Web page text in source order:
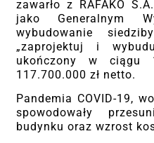
zawarło z RAFAKO
jako Generalnym
wybudowanie
„zaprojektuj i
ukończony w ciągu
117.700.000 zł netto.
Pandemia COVID-19,
spowodowały
budynku oraz wzrost